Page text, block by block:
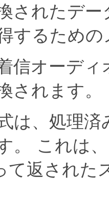
されたデ
するため
信オーデ
されます。
は、処理
。
これは、
て返された